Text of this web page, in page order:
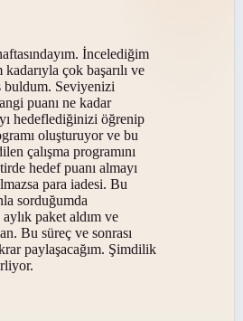
İncelediğim
kadarıyla çok başarılı ve
buldum. Seviyenizi
puanı ne kadar
hedeflediğinizi öğrenip
oluşturuyor ve bu
çalışma programını
hedef puanı almayı
para iadesi. Bu
sorduğumda
paket aldım ve
Bu süreç ve sonrası
paylaşacağım. Şimdilik